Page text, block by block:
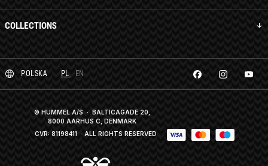
COLLECTIONS
POLSKA PL EN
© HUMMEL A/S · BALTICAGADE 20,
8000 AARHUS C, DENMARK
CVR: 81198411 · ALL RIGHTS RESERVED